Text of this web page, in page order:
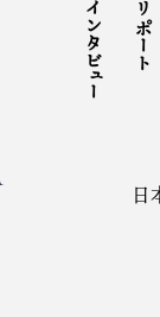
インタビュー リポート
日